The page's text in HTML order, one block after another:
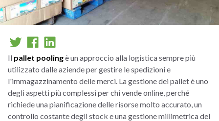
Il pallet poolingè un approccio alla logistica sempre più
utilizzato dalle aziende per gestire le spedizioni e
l'immagazzinamento delle merci. La gestione dei pallet è uno
degli aspetti più complessi per chi vende online, perché
richiede una pianificazione delle risorse molto accurato, un
controllo costante degli stock e una gestione millimetrica del